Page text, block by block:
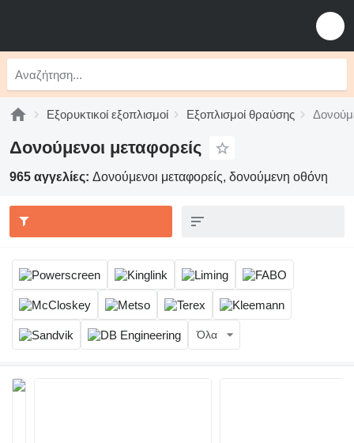
Εξορυκτικοί εξοπλισμοί Εξοπλισμοί θραύσης
Δονούμενοι μεταφορείς
965 αγγελίες: Δονούμενοι μεταφορείς, δονούμενη οθόνη
Όλα